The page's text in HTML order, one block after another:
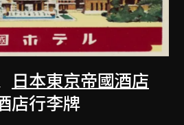
日本東京帝國酒店
店行李牌